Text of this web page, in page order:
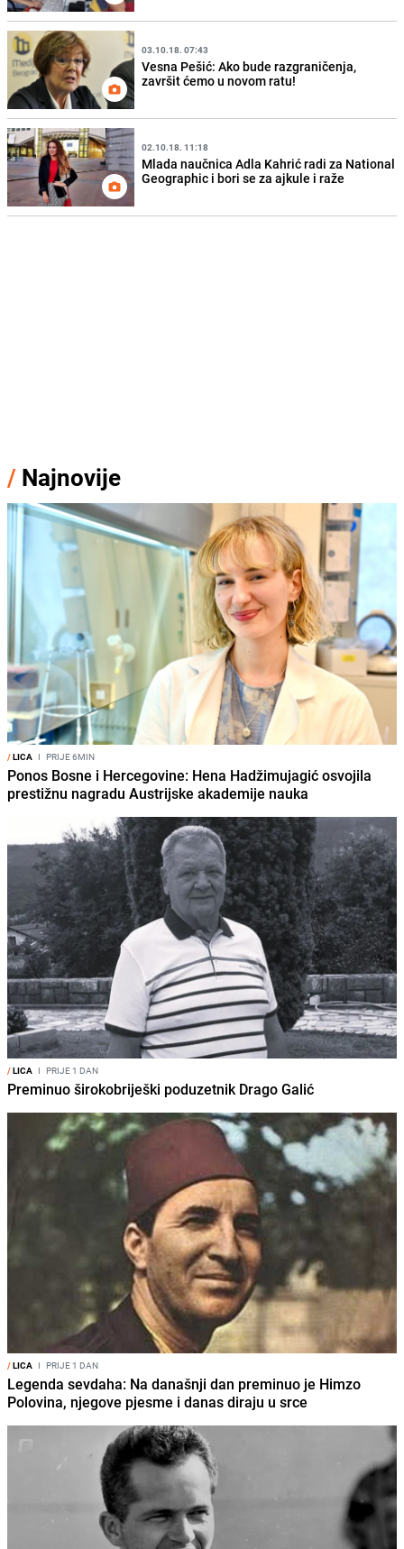
03.10.18. 07:43
Vesna Pešić: Ako bude razgraničenja,
završit ćemo u novom ratu!
02.10.18. 11:18
Mlada naučnica Adla Kahrić radi za National
Geographic i bori se za ajkule i raže
/ Najnovije
/LICA I PRIJE 6MIN
Ponos Bosne i Hercegovine: Hena Hadžimujagić osvojila
prestižnu nagradu Austrijske akademije nauka
/LICA I PRIJE 1 DAN
Preminuo širokobriješki poduzetnik Drago Galić
/LICA I PRIJE 1 DAN
Legenda sevdaha: Na današnji dan preminuo je Himzo
Polovina, njegove pjesme i danas diraju u srce